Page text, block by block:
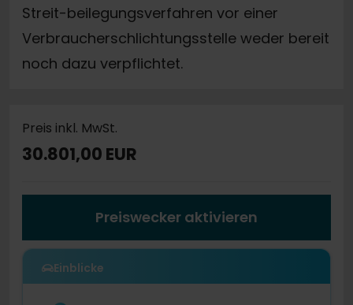
Streit-beilegungsverfahren vor einer
Verbraucherschlichtungsstelle weder bereit
noch dazu verpflichtet.
Preis inkl. MwSt.
30.801,00 EUR
Preiswecker aktivieren
Einblicke